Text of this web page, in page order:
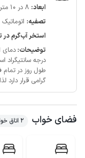
از امکانات گردشگری
تلکابین نمک آبرود، سد
غیره را می توان نام برد.
استخر سانس ندارد.
ابعاد: 8 در 10 متر
تصفیه: اتوماتیک
استخر آب‌گرم
توضیحات:
درجه سانتیگراد
طول روز در تمام
گرامی قرار دارد
فضای خواب 2 اتاق خواب